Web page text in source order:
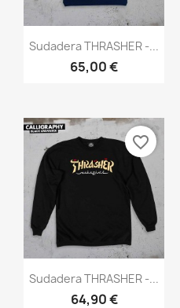
Vista rápida
Sudadera THRASHER -...
65,00 €
Vista rápida
Sudadera THRASHER -...
64,90 €
favorite_border